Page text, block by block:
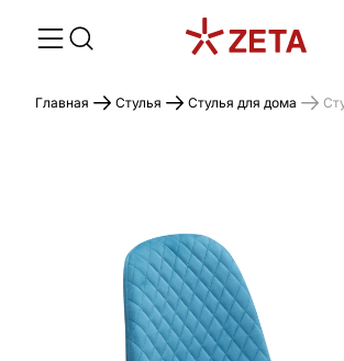
Главная Стулья Стулья для дома